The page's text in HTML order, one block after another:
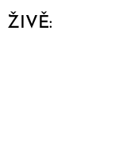
ŽIVĚ: